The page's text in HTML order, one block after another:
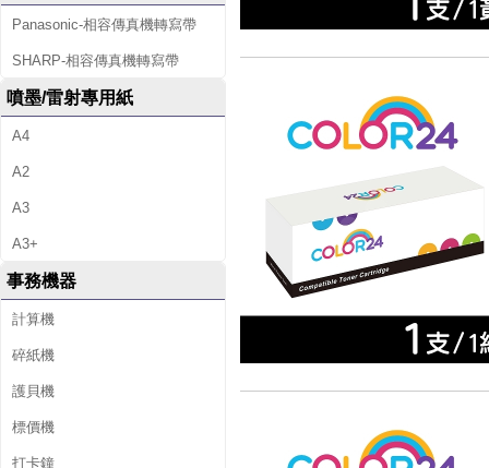
Panasonic-相容傳真機轉寫帶
SHARP-相容傳真機轉寫帶
噴墨/雷射專用紙
A4
A2
A3
A3+
事務機器
計算機
碎紙機
護貝機
標價機
打卡鐘